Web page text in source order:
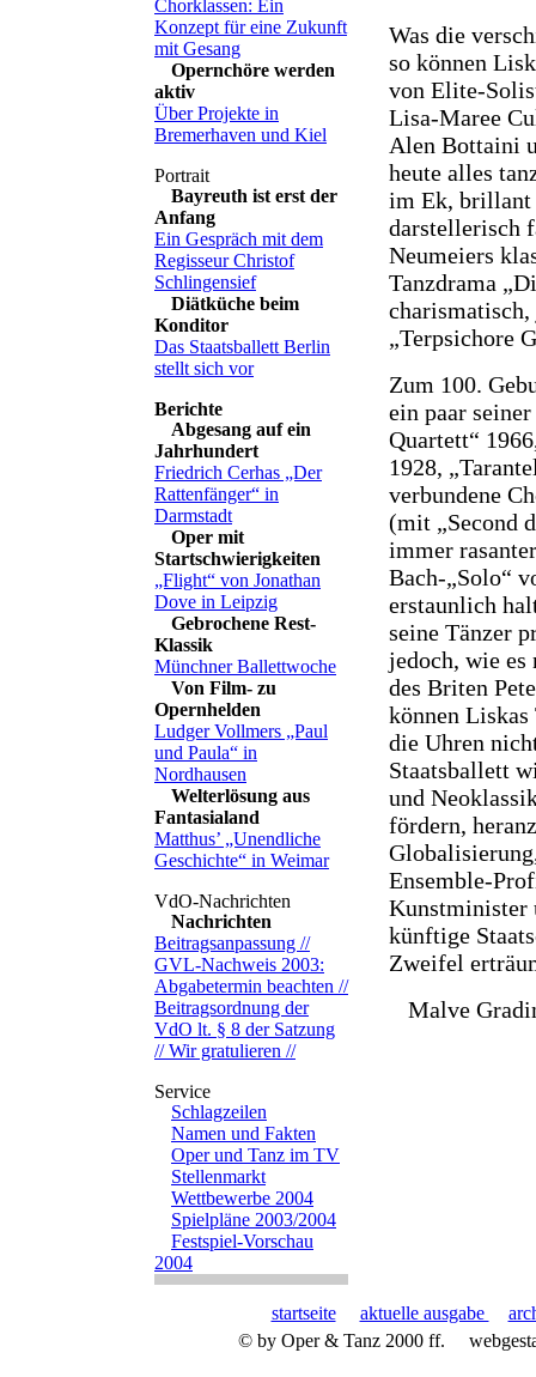
Chorklassen: Ein
Konzept für eine Zukunft
mit Gesang
Opernchöre werden
aktiv
Über Projekte in
Bremerhaven und Kiel
Bayreuth ist erst der
Anfang
Ein Gespräch mit dem
Regisseur Christof
Schlingensief
Diätküche beim
Konditor
Das Staatsballett Berlin
stellt sich vor
Abgesang auf ein
Jahrhundert
Friedrich Cerhas „Der
Rattenfänger“ in
Darmstadt
Oper mit
Startschwierigkeiten
„Flight“ von Jonathan
Dove in Leipzig
Gebrochene Rest-
Klassik
Münchner Ballettwoche
Von Film- zu
Opernhelden
Ludger Vollmers „Paul
und Paula“ in
Nordhausen
Welterlösung aus
Fantasialand
Matthus’ „Unendliche
Geschichte“ in Weimar
Nachrichten
Beitragsanpassung //
GVL-Nachweis 2003:
Abgabetermin beachten //
Beitragsordnung der
VdO lt. § 8 der Satzung
// Wir gratulieren //
Schlagzeilen
Namen und Fakten
Oper und Tanz im TV
Stellenmarkt
Wettbewerbe 2004
Spielpläne 2003/2004
Festspiel-Vorschau
2004
Was die
so können
von Elite-
Lisa-Maree
Alen Bottaini
heute alles
im Ek,
darstellerisch
Neumeiers
Tanzdrama
„Terpsichore
Zum 100.
ein paar
Quartett“
1928,
verbundene
(mit „Second
immer
Bach-„Solo“
erstaunlich
seine Tänzer
jedoch, wie es
des Briten
können Liskas
die Uhren
Staatsballett
und
fördern,
Ensemble-
Kunstminister
künftige
Zweifel
Malve
startseite aktuelle ausgabe
© by Oper & Tanz 2000 ff.